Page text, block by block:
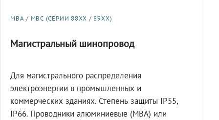
МВА / МВС (СЕРИИ 88XX / 89XX)
Магистральный шинопровод
Для магистрального распределения
электроэнергии в промышленных и
коммерческих зданиях. Степень защиты IP55,
IP66. Проводники алюминиевые (МВА) или